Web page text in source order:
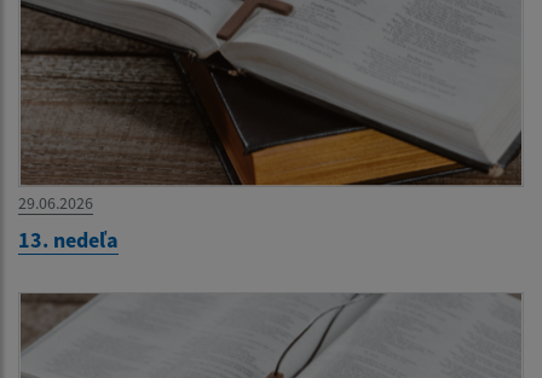
29.06.2026
13. nedeľa